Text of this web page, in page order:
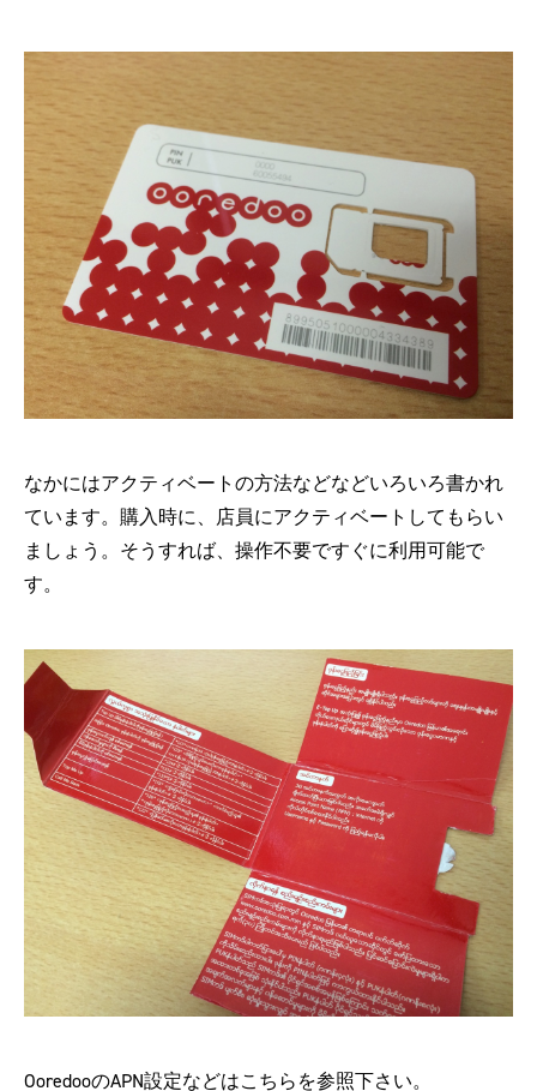
なかにはアクティベートの方法などなどいろいろ書かれ
ています。購入時に、店員にアクティベートしてもらい
ましょう。そうすれば、操作不要ですぐに利用可能で
す。
OoredooのAPN設定などはこちらを参照下さい。